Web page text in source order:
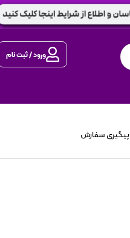
ورود / ثبت نام
پیگیری سفارش